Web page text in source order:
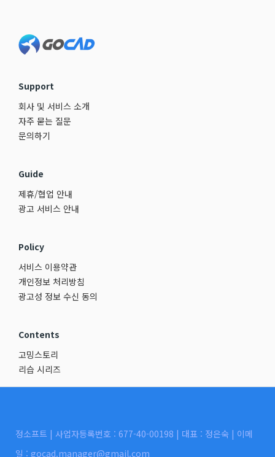
Support
회사 및 서비스 소개
자주 묻는 질문
문의하기
Guide
제휴/협업 안내
광고 서비스 안내
Policy
서비스 이용약관
개인정보 처리방침
광고성 정보 수신 동의
Contents
고밍스토리
리습 시리즈
정소프트 | 사업자등록번호 : 677-40-00198 | 대표 : 정은숙 | 이메
일 : gocad.manager@gmail.com